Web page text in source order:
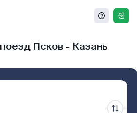
Псков - Казань